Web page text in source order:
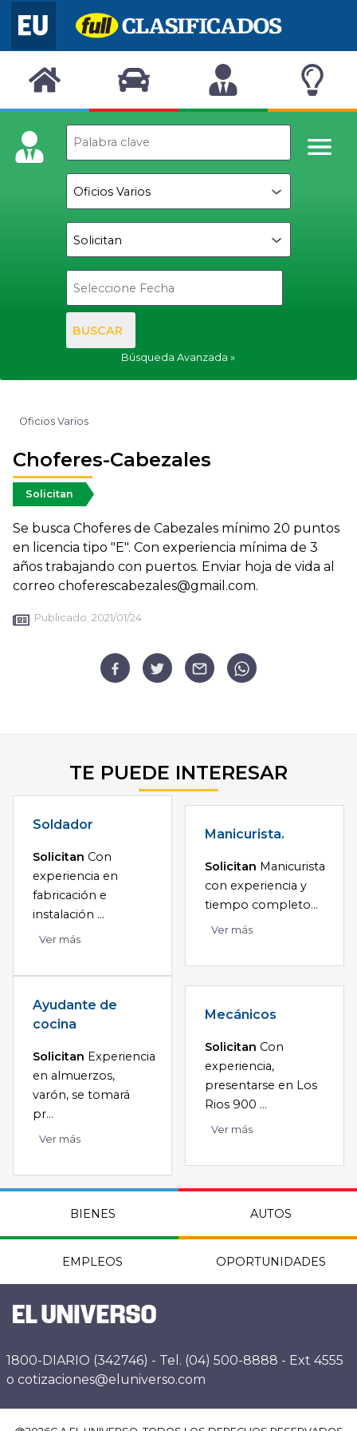
BUSCAR
Búsqueda Avanzada
Oficios Varios
Choferes-Cabezales
Solicitan
Se busca Choferes de Cabezales mínimo 20 puntos
en licencia tipo "E". Con experiencia mínima de 3
años trabajando con puertos. Enviar hoja de vida al
correo choferescabezales@gmail.com.
Publicado: 2021/01/24
TE PUEDE INTERESAR
Soldador
Solicitan Con
experiencia en
fabricación e
instalación ...
Ver más
Manicurista.
Solicitan Manicurista
con experiencia y
tiempo completo...
Ver más
Ayudante de
cocina
Solicitan Experiencia
en almuerzos,
varón, se tomará
pr...
Ver más
Mecánicos
Solicitan Con
experiencia,
presentarse en Los
Rios 900 ...
Ver más
BIENES AUTOS
EMPLEOS OPORTUNIDADES
1800-DIARIO (342746) - Tel. (04) 500-8888 - Ext 4555
o cotizaciones@eluniverso.com